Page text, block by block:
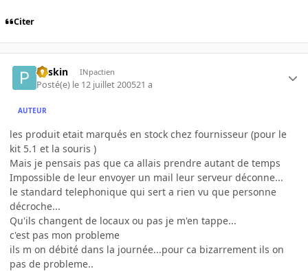
Citer
Pliskin INpactien
Posté(e) le 12 juillet 200521 a
AUTEUR
les produit etait marqués en stock chez fournisseur (pour le
kit 5.1 et la souris )
Mais je pensais pas que ca allais prendre autant de temps
Impossible de leur envoyer un mail leur serveur déconne...
le standard telephonique qui sert a rien vu que personne
décroche...
Qu'ils changent de locaux ou pas je m'en tappe...
c'est pas mon probleme
ils m on débité dans la journée...pour ca bizarrement ils on
pas de probleme..